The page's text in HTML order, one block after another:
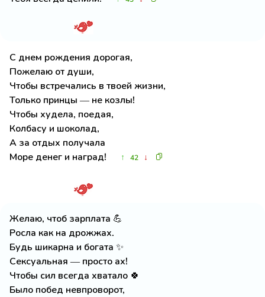
С днем рождения дорогая,
Пожелаю от души,
Чтобы встречались в твоей жизни,
Только принцы — не козлы!
Чтобы худела, поедая,
Колбасу и шоколад,
А за отдых получала
Море денег и наград!
↑ 42 ↓
Желаю, чтоб зарплата 💪
Росла как на дрожжах.
Будь шикарна и богата ✨
Сексуальная — просто ах!
Чтобы сил всегда хватало 🍀
Было побед невпроворот,